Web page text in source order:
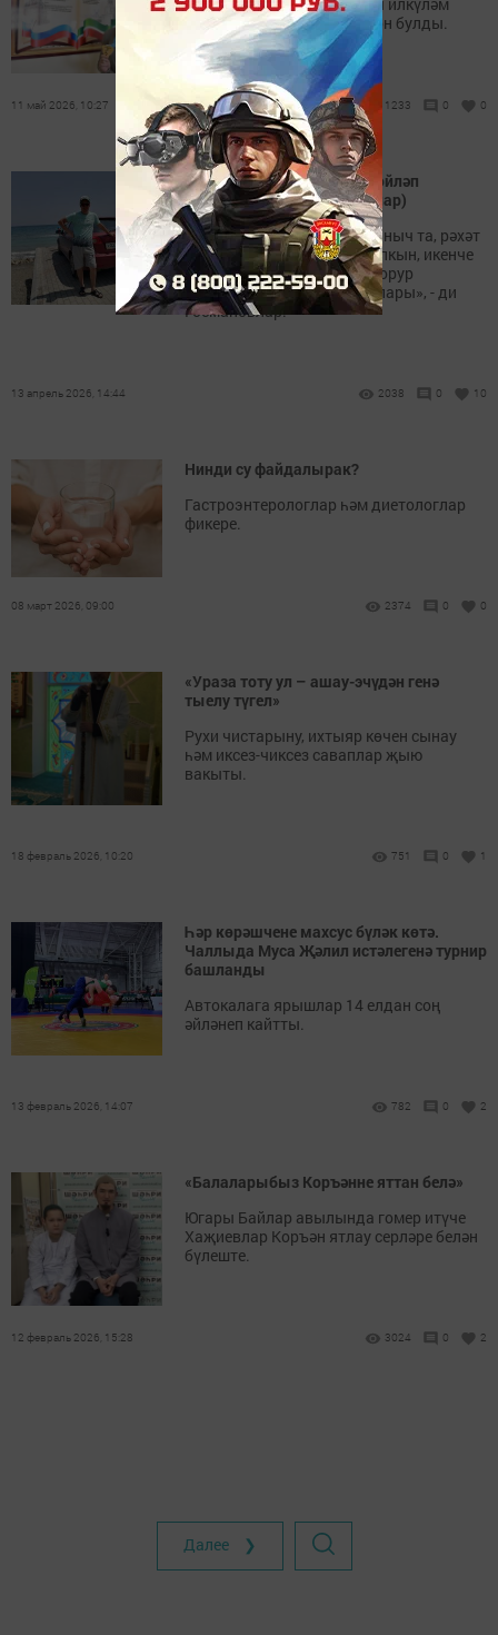
Чаллының яшь спортчысы илкүләм
ярышларда җиңеп, чемпион булды.
11 май 2026, 10:27 1233 0 0
Төркиягә – машинада... Сөйләп
туймаслык сәяхәт (+фотолар)
«Бу юлдан барганда куркыныч та, рәхәт
тә. Бер якта иксез-чиксез упкын, икенче
якта 5 километр «буйлы» горур
пәһлеваннар – Казбек таулары», - ди
Госмановлар.
13 апрель 2026, 14:44 2038 0 10
Нинди су файдалырак?
Гастроэнтерологлар һәм диетологлар
фикере.
08 март 2026, 09:00 2374 0 0
«Ураза тоту ул – ашау-эчүдән генә
тыелу түгел»
Рухи чистарыну, ихтыяр көчен сынау
һәм иксез-чиксез саваплар җыю
вакыты.
18 февраль 2026, 10:20 751 0 1
Һәр көрәшчене махсус бүләк көтә.
Чаллыда Муса Җәлил истәлегенә турнир
башланды
Автокалага ярышлар 14 елдан соң
әйләнеп кайтты.
13 февраль 2026, 14:07 782 0 2
«Балаларыбыз Коръәнне яттан белә»
Югары Байлар авылында гомер итүче
Хаҗиевлар Коръән ятлау серләре белән
бүлеште.
12 февраль 2026, 15:28 3024 0 2
Далее ❯